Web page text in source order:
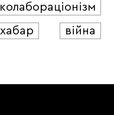
колабораціонізм
хабар війна